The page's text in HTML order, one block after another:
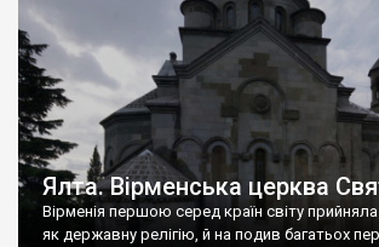
Ялта. Вірменська церква
Вірменія першою серед країн світу
як державну релігію, й на подив багатьох